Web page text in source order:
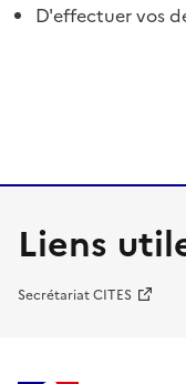
D'effectuer vos
Liens
Secrétariat CITES